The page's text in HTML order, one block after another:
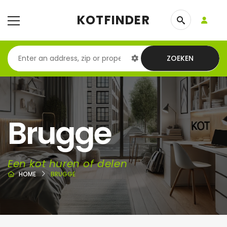
KOTFINDER
ZOEKEN
Brugge
Een kot huren of delen
HOME BRUGGE